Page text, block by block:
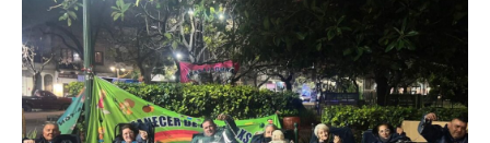
INFORMES ESPECIALES
FUERA DE MEGÁFONO